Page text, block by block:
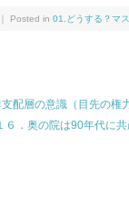
Posted in 01.どうする？マ
配層の意識（目先の権
６．奥の院は90年代に